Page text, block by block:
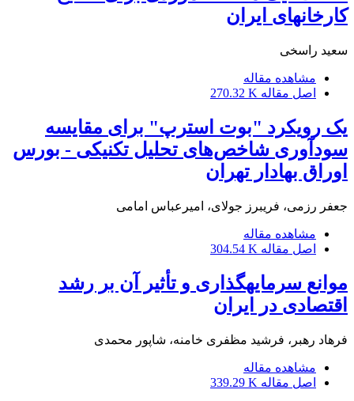
کارخانه‎ای ایران
سعید راسخی
مشاهده مقاله
اصل مقاله 270.32 K
یک رویکرد "بوت استرپ" برای مقایسه
سودآوری شاخص‌های تحلیل تکنیکی - بورس
اوراق بهادار تهران
جعفر رزمی، فریبرز جولای، امیرعباس امامی
مشاهده مقاله
اصل مقاله 304.54 K
موانع سرمایه‎گذاری و تأثیر آن بر رشد
اقتصادی در ایران
فرهاد رهبر، فرشید مظفری خامنه، شاپور محمدی
مشاهده مقاله
اصل مقاله 339.29 K